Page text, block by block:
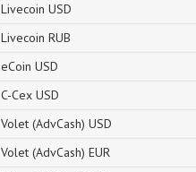
Livecoin USD
Livecoin RUB
eCoin USD
C-Cex USD
Volet (AdvCash) USD
Volet (AdvCash) EUR